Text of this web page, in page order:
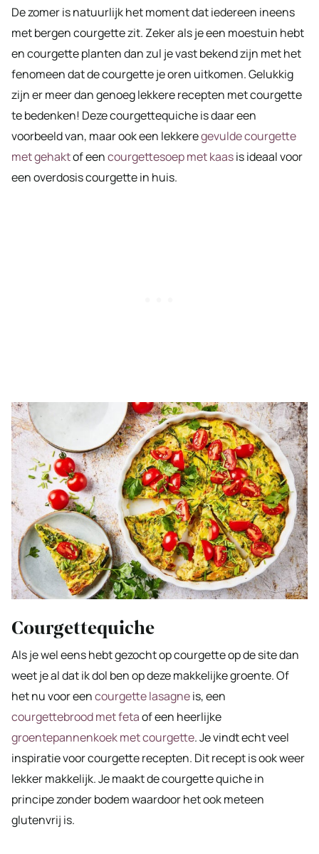
De zomer is natuurlijk het moment dat iedereen ineens
met bergen courgette zit. Zeker als je een moestuin hebt
en courgette planten dan zul je vast bekend zijn met het
fenomeen dat de courgette je oren uitkomen. Gelukkig
zijn er meer dan genoeg lekkere recepten met courgette
te bedenken! Deze courgettequiche is daar een
voorbeeld van, maar ook een lekkeregevulde courgette
met gehaktof eencourgettesoep met kaasis ideaal voor
een overdosis courgette in huis.
Courgettequiche
Als je wel eens hebt gezocht op courgette op de site dan
weet je al dat ik dol ben op deze makkelijke groente. Of
het nu voor eencourgette lasagneis, een
courgettebrood met fetaof een heerlijke
groentepannenkoek met courgette. Je vindt echt veel
inspiratie voor courgette recepten. Dit recept is ook weer
lekker makkelijk. Je maakt de courgette quiche in
principe zonder bodem waardoor het ook meteen
glutenvrij is.